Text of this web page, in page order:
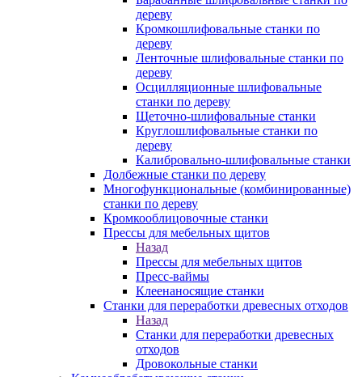
дереву
Кромкошлифовальные станки по
дереву
Ленточные шлифовальные станки по
дереву
Осцилляционные шлифовальные
станки по дереву
Щеточно-шлифовальные станки
Круглошлифовальные станки по
дереву
Калибровально-шлифовальные станки
Долбежные станки по дереву
Многофункциональные (комбинированные)
станки по дереву
Кромкооблицовочные станки
Прессы для мебельных щитов
Назад
Прессы для мебельных щитов
Пресс-ваймы
Клеенаносящие станки
Станки для переработки древесных отходов
Назад
Станки для переработки древесных
отходов
Дровокольные станки